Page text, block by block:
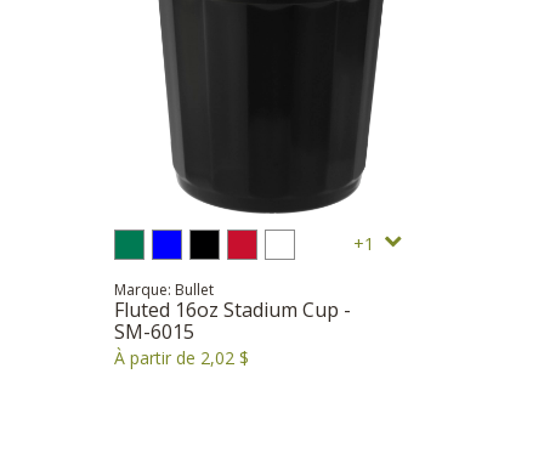
1
Marque: Bullet
Fluted 16oz Stadium Cup -
SM-6015
À partir de 2,02 $